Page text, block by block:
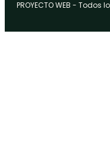
PROYECTO WEB -